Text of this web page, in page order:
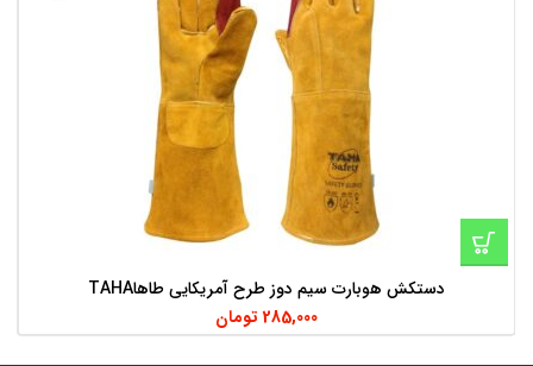
دستکش هوبارت سیم دوز طرح آمریکایی طاهاTAHA
285,000 تومان